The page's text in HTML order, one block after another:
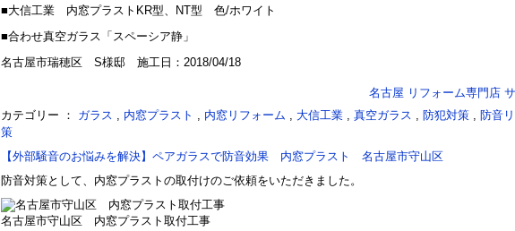
■大信工業 内窓プラストKR型、NT型 色/ホワイト
■合わせ真空ガラス「スペーシア静」
名古屋市瑞穂区 S様邸 施工日：2018/04/18
名古屋 リフォーム専門店
カテゴリー ： ガラス , 内窓プラスト , 内窓リフォーム , 大信工業 , 真空ガラス , 防犯対策 , 防音
策
【外部騒音のお悩みを解決】ペアガラスで防音効果 内窓プラスト 名古屋市守山区
防音対策として、内窓プラストの取付けのご依頼をいただきました。
名古屋市守山区 内窓プラスト取付工事